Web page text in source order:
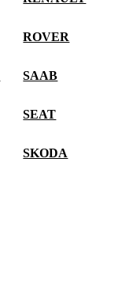
ROVER
SAAB
SEAT
SKODA